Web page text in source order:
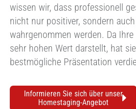
wissen wir, dass professionell
nicht nur positiver, sondern
wahrgenommen werden. Da
sehr hohen Wert darstellt, hat
bestmögliche Präsentation
Informieren Sie sich über unser
Homestaging-Angebot